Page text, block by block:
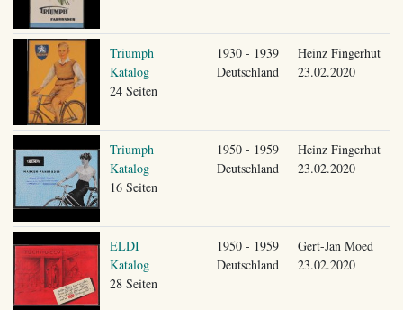
Triumph
Katalog
24 Seiten
1930 - 1939
Deutschland
Heinz Fingerhut
23.02.2020
Triumph
Katalog
16 Seiten
1950 - 1959
Deutschland
Heinz Fingerhut
23.02.2020
ELDI
Katalog
28 Seiten
1950 - 1959
Deutschland
Gert-Jan Moed
23.02.2020